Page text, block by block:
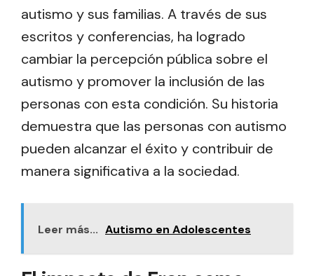
autismo y sus familias. A través de sus
escritos y conferencias, ha logrado
cambiar la percepción pública sobre el
autismo y promover la inclusión de las
personas con esta condición. Su historia
demuestra que las personas con autismo
pueden alcanzar el éxito y contribuir de
manera significativa a la sociedad.
Leer más... Autismo en Adolescentes